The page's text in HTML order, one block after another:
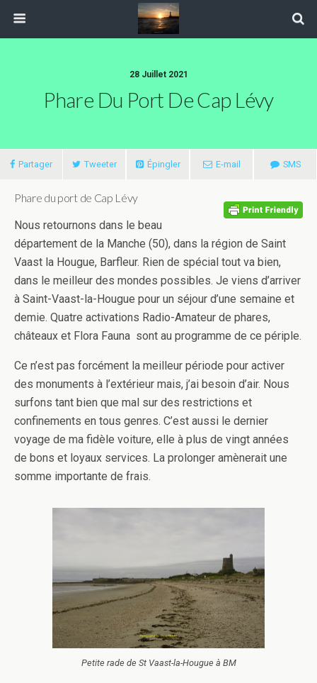
28 Juillet 2021
Phare Du Port De Cap Lévy
Partager Tweeter Épingler E-mail SMS
Phare du port de Cap Lévy
Nous retournons dans le beau
département de la Manche (50), dans la région de Saint
Vaast la Hougue, Barfleur. Rien de spécial tout va bien,
dans le meilleur des mondes possibles. Je viens d’arriver
à Saint-Vaast-la-Hougue pour un séjour d’une semaine et
demie. Quatre activations Radio-Amateur de phares,
châteaux et Flora Fauna sont au programme de ce périple.
Ce n’est pas forcément la meilleur période pour activer
des monuments à l’extérieur mais, j’ai besoin d’air. Nous
surfons tant bien que mal sur des restrictions et
confinements en tous genres. C’est aussi le dernier
voyage de ma fidèle voiture, elle à plus de vingt années
de bons et loyaux services. La prolonger amènerait une
somme importante de frais.
Petite rade de St Vaast-la-Hougue à BM